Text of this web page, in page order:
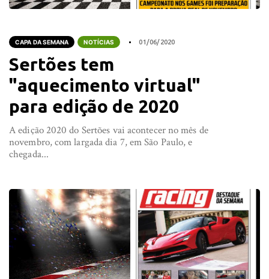
CAPA DA SEMANA NOTÍCIAS 01/06/2020
Sertões tem
"aquecimento virtual"
para edição de 2020
A edição 2020 do Sertões vai acontecer no mês de
novembro, com largada dia 7, em São Paulo, e
chegada...